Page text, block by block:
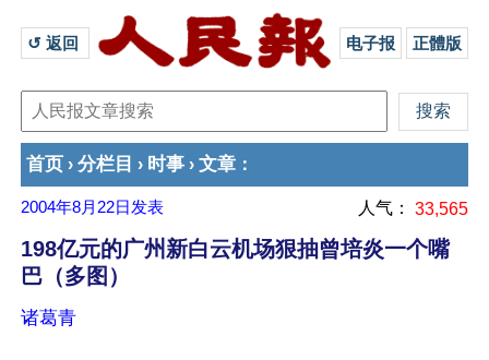
↺ 返回 电子报 正體版
首页 › 分栏目 › 时事 › 文章 ：
2004年8月22日 发表 人气： 33,565
198亿元的广州新白云机场狠抽曾培炎一个嘴
巴（多图）
诸葛青